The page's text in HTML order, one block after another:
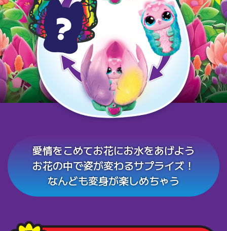
愛情をこめてお花にお水をあげよう
お花の中で姿が変わるサプライズ！
なんども変身が楽しめちゃう